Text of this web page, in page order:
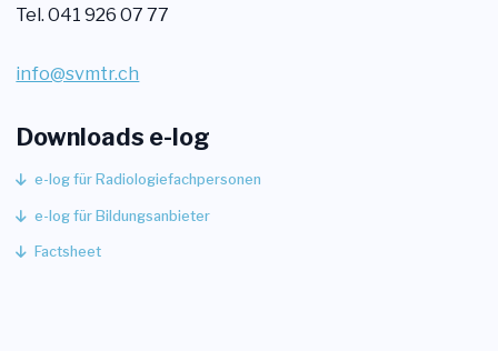
Tel. 041 926 07 77
info@svmtr.ch
Downloads e-log
e-log für Radiologiefachpersonen
e-log für Bildungsanbieter
Factsheet